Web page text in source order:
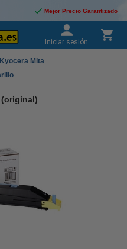
Mejor Precio Garantizado
Iniciar sesión
Kyocera Mita
(original)